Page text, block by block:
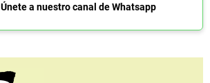
Únete a nuestro canal de Whatsapp